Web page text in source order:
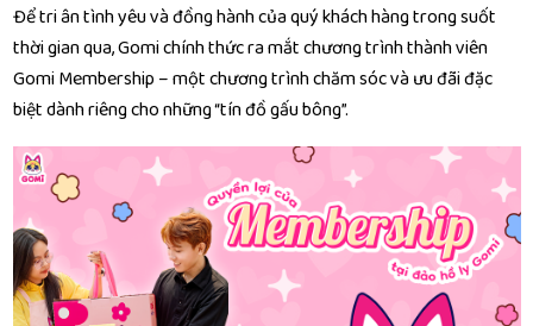
Để tri ân tình yêu và đồng hành của quý khách hàng trong suốt
thời gian qua, Gomi chính thức ra mắt chương trình thành viên
Gomi Membership – một chương trình chăm sóc và ưu đãi đặc
biệt dành riêng cho những “tín đồ gấu bông”.